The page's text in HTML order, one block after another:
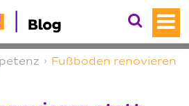
› Fußboden renovieren